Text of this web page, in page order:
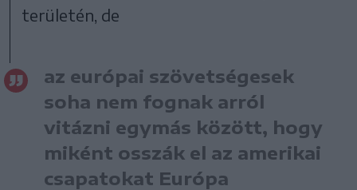
területén, de
az európai szövetségesek
soha nem fognak arról
vitázni egymás között, hogy
miként osszák el az amerikai
csapatokat Európa